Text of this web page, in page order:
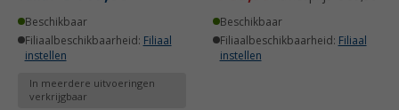
Beschikbaar
Filiaalbeschikbaarheid: Filiaal
instellen
In meerdere uitvoeringen
verkrijgbaar
Beschikbaar
Filiaalbeschikbaarheid: Filiaal
instellen